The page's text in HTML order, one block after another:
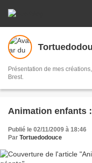
Présentation de mes
Brest.
Animation enfants
Publié le 02/11/2009 à 18:46
Par Tortuedodouce